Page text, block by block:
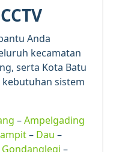
Anda
kecamatan
serta Kota Batu
sistem
–Ampelgading
– Dau –
Gondanglegi –